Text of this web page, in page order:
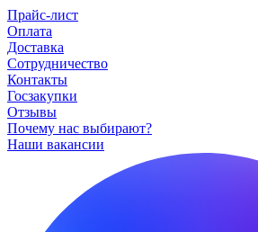
Прайс-лист
Оплата
Доставка
Сотрудничество
Контакты
Госзакупки
Отзывы
Почему нас выбирают?
Наши вакансии